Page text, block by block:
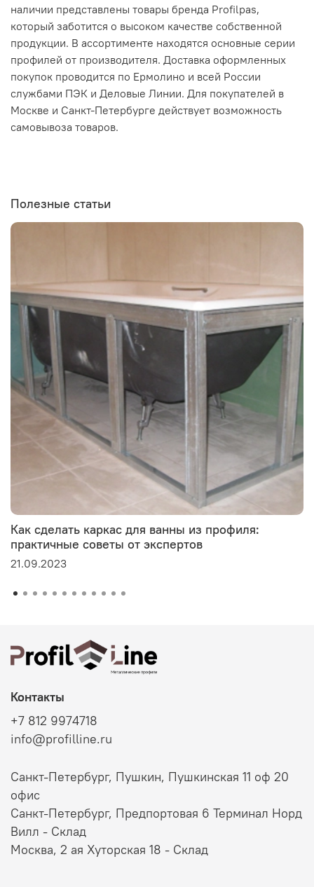
наличии представлены товары бренда Profilpas,
который заботится о высоком качестве собственной
продукции. В ассортименте находятся основные серии
профилей от производителя. Доставка оформленных
покупок проводится по Ермолино и всей России
службами ПЭК и Деловые Линии. Для покупателей в
Москве и Санкт-Петербурге действует возможность
самовывоза товаров.
Полезные статьи
Как сделать каркас для ванны из профиля:
практичные советы от экспертов
21.09.2023
Контакты
+7 812 9974718
info@profilline.ru
Санкт-Петербург, Пушкин, Пушкинская 11 оф 20
офис
Санкт-Петербург, Предпортовая 6 Терминал Норд
Вилл - Склад
Москва, 2 ая Хуторская 18 - Склад